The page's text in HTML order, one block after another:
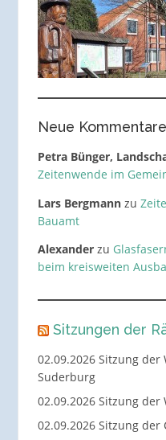
Neue Kommentare
Petra Bünger,
Zeitenwende im
Lars Bergmannzu
Bauamt
Alexanderzu
beim kreisweiten
Sitzungen der
02.09.2026 Sitzung der
Suderburg
02.09.2026 Sitzung der
02.09.2026 Sitzung der